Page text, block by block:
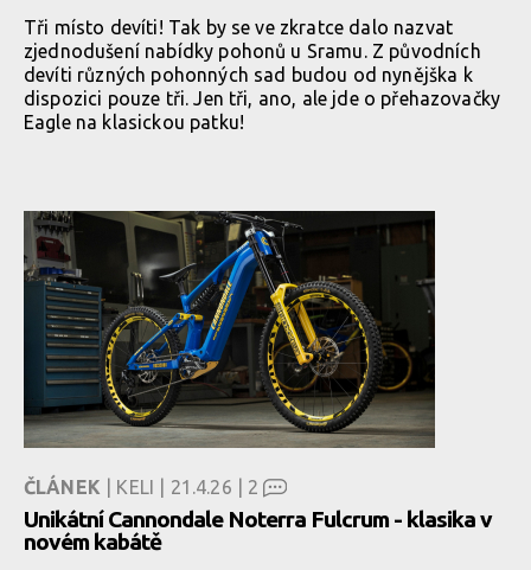
Tři místo devíti! Tak by se ve zkratce dalo nazvat
zjednodušení nabídky pohonů u Sramu. Z původních
devíti různých pohonných sad budou od nynějška k
dispozici pouze tři. Jen tři, ano, ale jde o přehazovačky
Eagle na klasickou patku!
ČLÁNEK | KELI | 21.4.26 | 2
Unikátní Cannondale Noterra Fulcrum - klasika v
novém kabátě